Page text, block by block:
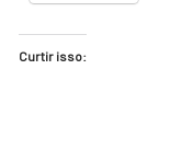
Curtir isso: